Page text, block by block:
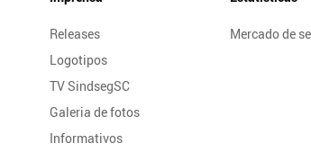
Releases
Logotipos
TV SindsegSC
Galeria de fotos
Informativos
Mercado de